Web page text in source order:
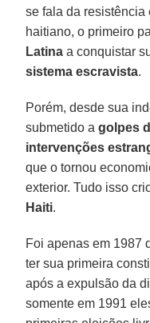
se fala da resistência
haitiano, o primeiro
Latina a conquistar
sistema escravista.
Porém, desde sua
submetido agolpes
intervenções
que o tornou
exterior. Tudo isso
Haiti.
Foi apenas em 1987
ter sua primeira
após a expulsão da
somente em 1991